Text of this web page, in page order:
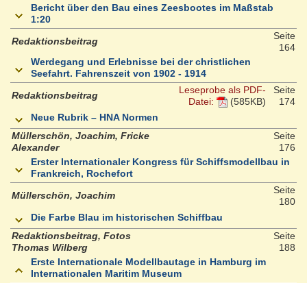
Bericht über den Bau eines Zeesbootes im Maßstab
1:20
Redaktionsbeitrag
Seite
164
Werdegang und Erlebnisse bei der christlichen
Seefahrt. Fahrenszeit von 1902 - 1914
Redaktionsbeitrag
Leseprobe als PDF-
Datei:
(585KB)
Seite
174
Neue Rubrik – HNA Normen
Müllerschön, Joachim, Fricke
Alexander
Seite
176
Erster Internationaler Kongress für Schiffsmodellbau in
Frankreich, Rochefort
Müllerschön, Joachim
Seite
180
Die Farbe Blau im historischen Schiffbau
Redaktionsbeitrag, Fotos
Thomas Wilberg
Seite
188
Erste Internationale Modellbautage in Hamburg im
Internationalen Maritim Museum